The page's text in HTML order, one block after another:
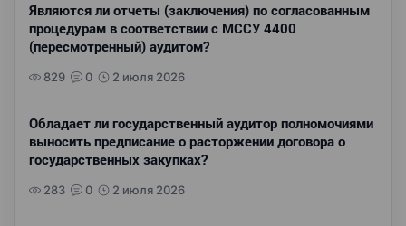
Являются ли отчеты (заключения) по согласованным
процедурам в соответствии с МССУ 4400
(пересмотренный) аудитом?
829 0 2 июля 2026
Обладает ли государственный аудитор полномочиями
выносить предписание о расторжении договора о
государственных закупках?
283 0 2 июля 2026